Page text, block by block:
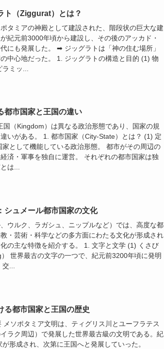
ト（Ziggurat）とは？
タミアの神殿として建設された、階段状の巨大な建
紀元前3000年頃から建設し、その後のアッカド・
にも発展した。 ➡ ジッグラトは「神の住む場所」
中心地だった。 1. ジッグラトの構造と目的 (1) 物
ミッ...
都市国家と王国の違い
国（Kingdom）は異なる政治形態であり、国家の規
いがある。 1. 都市国家（City-State）とは？ (1) 定
として機能している政治形態。 都市がその周辺の
済・軍事を独自に運営。 それぞれの都市国家は独
は...
シュメール都市国家の文化
ウルク、ラガシュ、ニップルなど）では、高度な都
・芸術・科学などの多方面にわたる文化が形成され
の主な特徴を紹介する。 1. 文字と文学 (1) くさび
世界最古の文字の一つで、紀元前3200年頃に発明
交...
る都市国家と王国の歴史
メソポタミア文明は、ティグリス川とユーフラテス
ラク周辺）で発展した世界最古級の文明である。紀
形成され、次第に王国へと発展していった。